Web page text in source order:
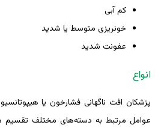
کم آبی
خونریزی متوسط یا شدید
عفونت شدید
انواع
پزشکان افت ناگهانی فشارخون یا
عوامل مرتبط به دسته‌های مختلف تقسیم